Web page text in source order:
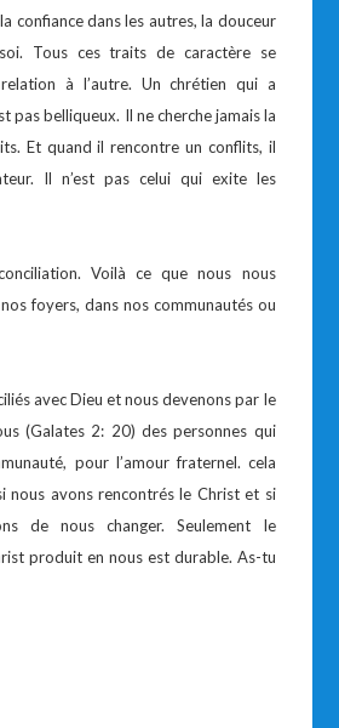
confiance dans les autres, la douceur
Tous ces traits de caractère se
à l’autre. Un chrétien qui a
pas belliqueux. Il ne cherche jamais la
Et quand il rencontre un conflits, il
Il n’est pas celui qui exite les
Voilà ce que nous nous
foyers, dans nos communautés ou
avec Dieu et nous devenons par le
(Galates 2: 20) des personnes qui
pour l’amour fraternel. cela
nous avons rencontrés le Christ et si
de nous changer. Seulement le
produit en nous est durable. As-tu